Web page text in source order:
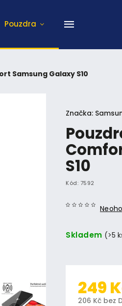
Pouzdra
Samsung Galaxy S10
S10
Kód: 7592
Značka:
Skladem (>5
249
206 Kč bez